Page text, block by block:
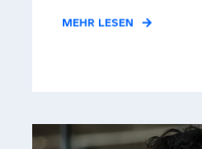
MEHR LESEN